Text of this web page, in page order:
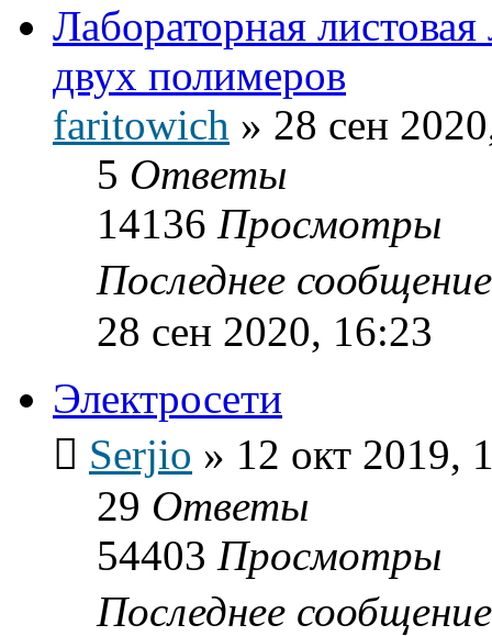
Лабораторная
двух полимеров
faritowich » 28 сен
5 Ответы
14136 Просмотры
Последнее
28 сен 2020, 16:23
Электросети
Serjio » 12 окт 2019,
29 Ответы
54403 Просмотры
Последнее